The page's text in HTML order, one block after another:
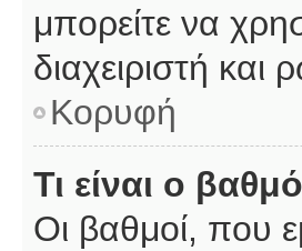
μπορείτε να
διαχειριστή
Κορυφή
Τι είναι ο
Οι βαθμοί, που